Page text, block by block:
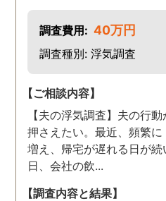
調査費用: 40万円
調査種別: 浮気調査
【ご相談内容】
【夫の浮気調査】夫の行
押さえたい。最近、頻繁
増え、帰宅が遅れる日が
日、会社の飲...
【調査内容と結果】